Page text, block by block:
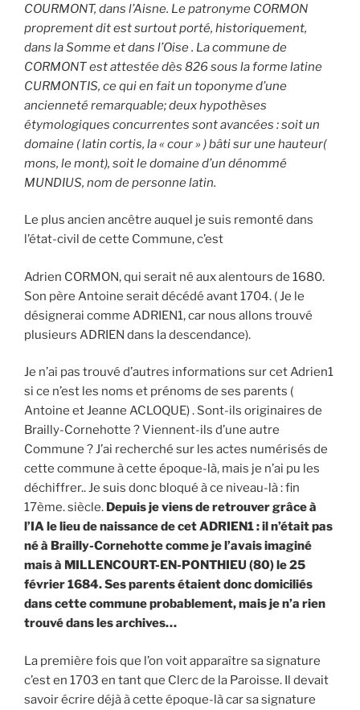
COURMONT, dans l’Aisne. Le patronyme CORMON
proprement dit est surtout porté, historiquement,
dans la Somme et dans l’Oise . La commune de
CORMONT est attestée dès 826 sous la forme latine
CURMONTIS, ce qui en fait un toponyme d’une
ancienneté remarquable; deux hypothèses
étymologiques concurrentes sont avancées : soit un
domaine ( latin cortis, la « cour » ) bâti sur une hauteur(
mons, le mont), soit le domaine d’un dénommé
MUNDIUS, nom de personne latin.
Le plus ancien ancêtre auquel je suis remonté dans
l’état-civil de cette Commune, c’est
Adrien CORMON, qui serait né aux alentours de 1680.
Son père Antoine serait décédé avant 1704. ( Je le
désignerai comme ADRIEN1, car nous allons trouvé
plusieurs ADRIEN dans la descendance).
Je n’ai pas trouvé d’autres informations sur cet Adrien1
si ce n’est les noms et prénoms de ses parents (
Antoine et Jeanne ACLOQUE) . Sont-ils originaires de
Brailly-Cornehotte ? Viennent-ils d’une autre
Commune ? J’ai recherché sur les actes numérisés de
cette commune à cette époque-là, mais je n’ai pu les
déchiffrer.. Je suis donc bloqué à ce niveau-là : fin
17ème. siècle. Depuis je viens de retrouver grâce à
l’IA le lieu de naissance de cet ADRIEN1 : il n’était pas
né à Brailly-Cornehotte comme je l’avais imaginé
mais à MILLENCOURT-EN-PONTHIEU (80) le 25
février 1684.Ses parents étaient donc domiciliés
dans cette commune probablement, mais je n’a rien
trouvé dans les archives…
La première fois que l’on voit apparaître sa signature
c’est en 1703 en tant que Clerc de la Paroisse. Il devait
savoir écrire déjà à cette époque-là car sa signature